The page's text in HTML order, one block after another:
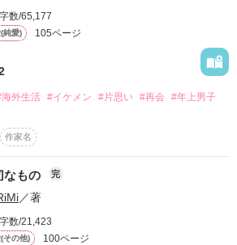
で守れる物はせいぜい一つか二つだ。お
守りたいものはなんだ？」
たんだ…。
ただそれだけを思ったーー
ﾝ／＼妃芽乃ｻﾝ／＼Ririnaｻﾝ／
ございます*
！
数/65,177
純愛) 105ページ
外生活 #イケメン #片思い #再会 #年上男子
作家名
なもの 完
／著
数/21,423
その他) 100ページ